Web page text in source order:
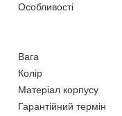
Особливості
Вага
Колір
Матеріал корпусу
Гарантійний термін